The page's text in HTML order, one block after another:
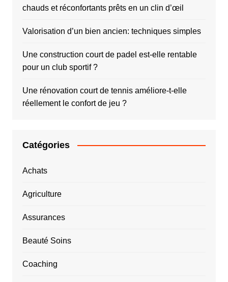
chauds et réconfortants prêts en un clin d’œil
Valorisation d’un bien ancien: techniques simples
Une construction court de padel est-elle rentable
pour un club sportif ?
Une rénovation court de tennis améliore-t-elle
réellement le confort de jeu ?
Catégories
Achats
Agriculture
Assurances
Beauté Soins
Coaching